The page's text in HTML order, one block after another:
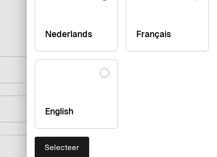
Nederlands Français
English
Selecteer